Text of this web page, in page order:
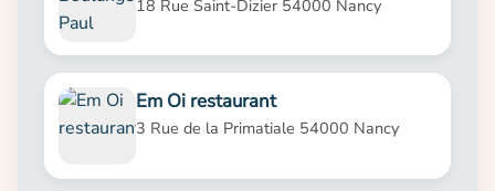
18 Rue Saint-Dizier 54000 Nancy
Em Oi restaurant
3 Rue de la Primatiale 54000 Nancy